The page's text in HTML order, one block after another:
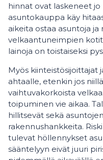
hinnat ovat laskeneet jo
asuntokauppa käy
aikeita ostaa asuntoja ja
velkaantuneimpien
lainoja on toistaiseksi
Myös kiinteistösijoittajat
ahtaalle, etenkin jos
vaihtuvakorkoista
toipuminen vie aikaa.
hillitsevät sekä
rakennushankkeita.
tulevat höllennykset
sääntelyyn eivät juuri